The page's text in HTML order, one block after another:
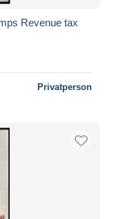
Revenue tax
Privatperson